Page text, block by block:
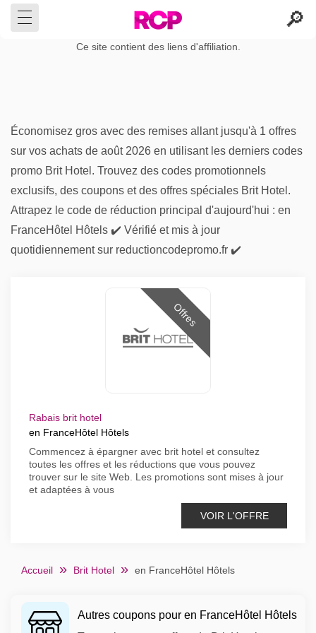
Ce site contient des liens d'affiliation.
Économisez gros avec des remises allant jusqu'à 1 offres
sur vos achats de août 2026 en utilisant les derniers codes
promo Brit Hotel. Trouvez des codes promotionnels
exclusifs, des coupons et des offres spéciales Brit Hotel.
Attrapez le code de réduction principal d'aujourd'hui : en
FranceHôtel Hôtels ✔️ Vérifié et mis à jour
quotidiennement sur reductioncodepromo.fr ✔️
Offres
Rabais brit hotel
en FranceHôtel Hôtels
Commencez à épargner avec brit hotel et consultez
toutes les offres et les réductions que vous pouvez
trouver sur le site Web. Les promotions sont mises à jour
et adaptées à vous
VOIR L'OFFRE
Accueil Brit Hotel en FranceHôtel Hôtels
Autres coupons pour en FranceHôtel Hôtels